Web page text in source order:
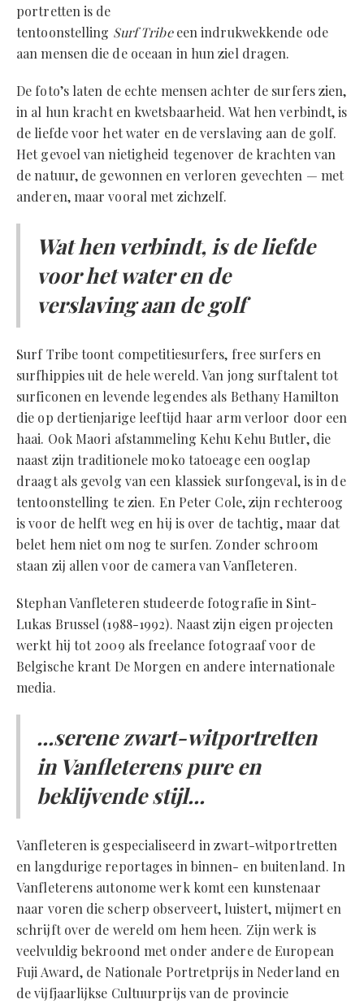
portretten is de
tentoonstelling Surf Tribeeen indrukwekkende ode
aan mensen die de oceaan in hun ziel dragen.
De foto’s laten de echte mensen achter de surfers zien,
in al hun kracht en kwetsbaarheid. Wat hen verbindt, is
de liefde voor het water en de verslaving aan de golf.
Het gevoel van nietigheid tegenover de krachten van
de natuur, de gewonnen en verloren gevechten — met
anderen, maar vooral met zichzelf.
Wat hen verbindt, is de liefde
voor het water en de
verslaving aan de golf
Surf Tribe toont competitiesurfers, free surfers en
surfhippies uit de hele wereld. Van jong surftalent tot
surficonen en levende legendes als Bethany Hamilton
die op dertienjarige leeftijd haar arm verloor door een
haai. Ook Maori afstammeling Kehu Kehu Butler, die
naast zijn traditionele moko tatoeage een ooglap
draagt als gevolg van een klassiek surfongeval, is in de
tentoonstelling te zien. En Peter Cole, zijn rechteroog
is voor de helft weg en hij is over de tachtig, maar dat
belet hem niet om nog te surfen. Zonder schroom
staan zij allen voor de camera van Vanfleteren.
Stephan Vanfleteren studeerde fotografie in Sint-
Lukas Brussel (1988-1992). Naast zijn eigen projecten
werkt hij tot 2009 als freelance fotograaf voor de
Belgische krant De Morgen en andere internationale
media.
...serene zwart-witportretten
in Vanfleterens pure en
beklijvende stijl...
Vanfleteren is gespecialiseerd in zwart-witportretten
en langdurige reportages in binnen- en buitenland. In
Vanfleterens autonome werk komt een kunstenaar
naar voren die scherp observeert, luistert, mijmert en
schrijft over de wereld om hem heen. Zijn werk is
veelvuldig bekroond met onder andere de European
Fuji Award, de Nationale Portretprijs in Nederland en
de vijfjaarlijkse Cultuurprijs van de provincie